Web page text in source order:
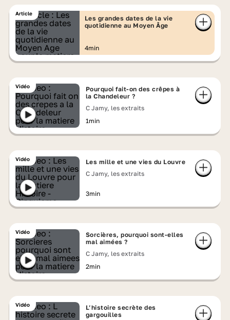
Article
Les grandes dates de la vie
quotidienne au Moyen Âge
4min
Vidéo
Pourquoi fait-on des crêpes à
la Chandeleur ?
C Jamy, les extraits
1min
Vidéo
Les mille et une vies du Louvre
C Jamy, les extraits
3min
Vidéo
Sorcières, pourquoi sont-elles
mal aimées ?
C Jamy, les extraits
2min
Vidéo
L’histoire secrète des
gargouilles